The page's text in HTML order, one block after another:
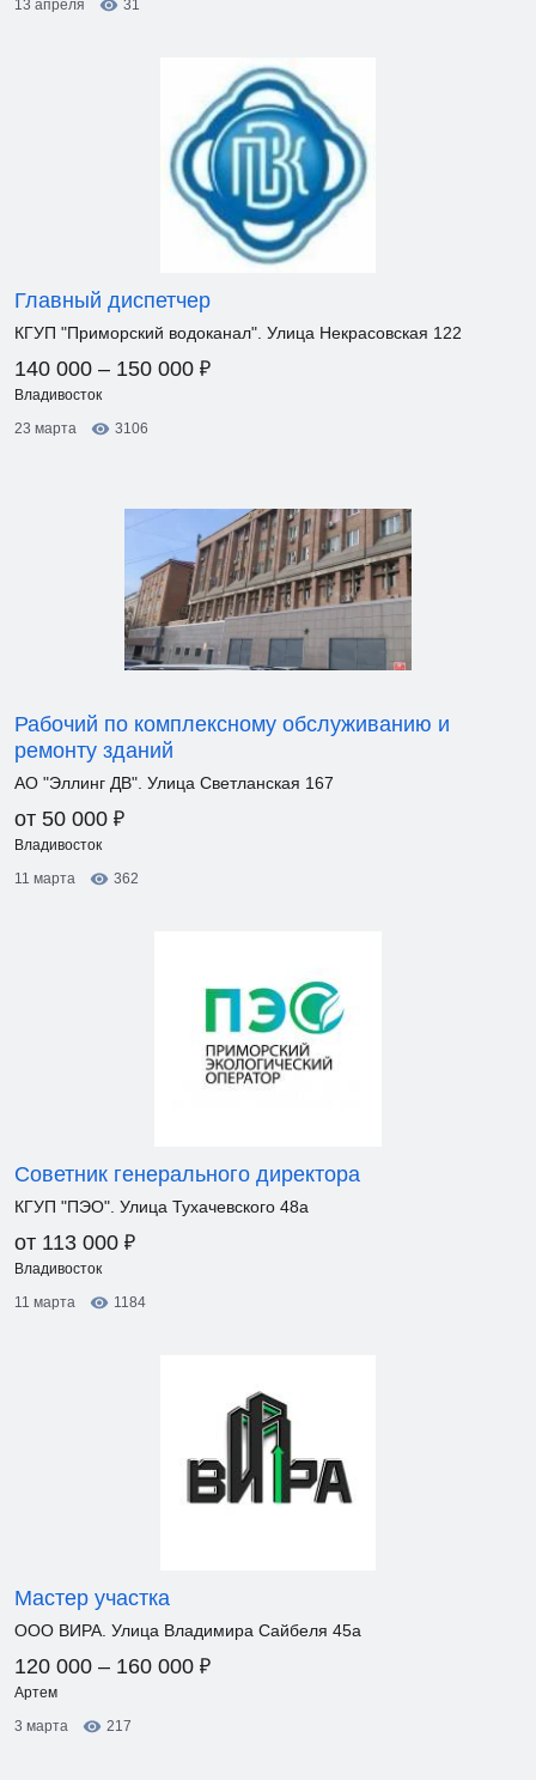
13 апреля 31
Главный диспетчер
КГУП "Приморский водоканал". Улица Некрасовская 122
140 000 – 150 000 ₽
Владивосток
23 марта
3106
Рабочий по комплексному обслуживанию и
ремонту зданий
АО "Эллинг ДВ". Улица Светланская 167
от 50 000 ₽
Владивосток
11 марта
362
Советник генерального директора
КГУП "ПЭО". Улица Тухачевского 48а
от 113 000 ₽
Владивосток
11 марта
1184
Мастер участка
ОOO ВИРА. Улица Владимира Сайбеля 45а
120 000 – 160 000 ₽
Артем
3 марта
217